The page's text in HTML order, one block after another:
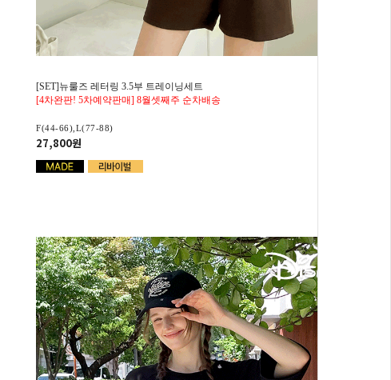
[SET]뉴룰즈 레터링 3.5부 트레이닝세트
[4차완판! 5차예약판매] 8월셋째주 순차배송
F(44-66),L(77-88)
27,800원